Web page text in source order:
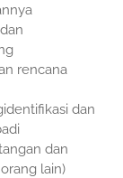
rencana
dan
dan
lain)